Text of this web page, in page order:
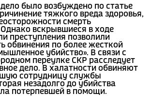
было возбуждено по статье
тяжкого вреда здоровья,
смерть
Однако вскрывшиеся в ходе
преступления позволили
обвинения по более жесткой
убийство». В связи с
переулке СКР расследует
дело. В халатности обвиняют
сотрудницу службы
незадолго до убийства
потерпевшей в помощи.